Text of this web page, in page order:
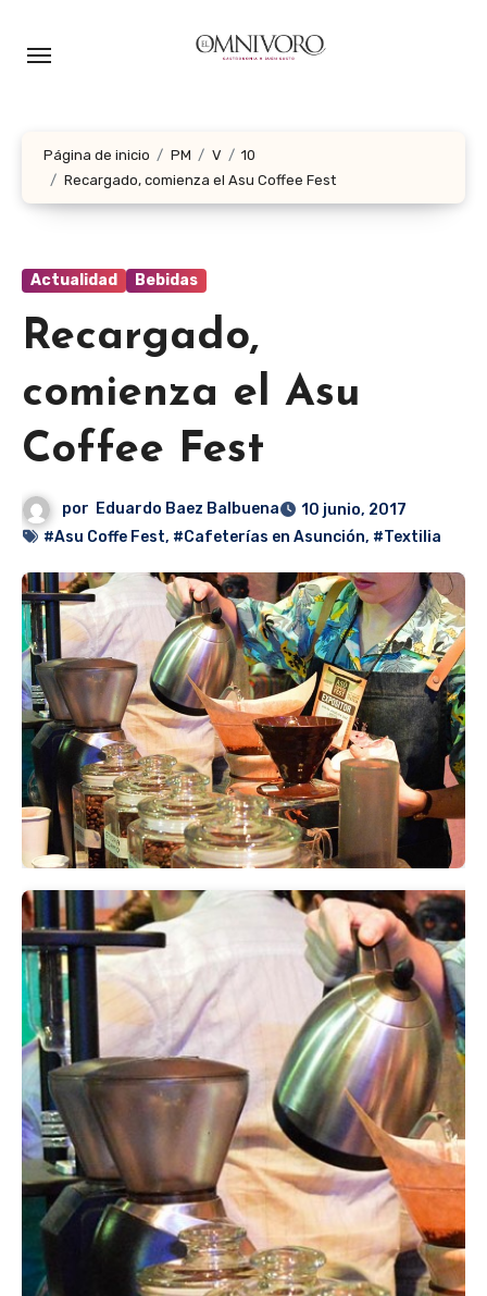
Página de inicio PM V
10
Recargado, comienza el Asu Coffee Fest
Actualidad Bebidas
Recargado,
comienza el Asu
Coffee Fest
por Eduardo Baez Balbuena
10 junio, 2017
#Asu Coffe Fest, #Cafeterías en Asunción, #Textilia